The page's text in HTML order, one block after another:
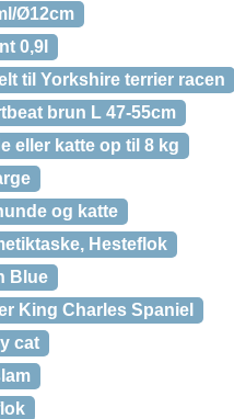
Ø12cm
0,9l
til Yorkshire terrier racen
brun L 47-55cm
eller katte op til 8 kg
og katte
Hesteflok
Blue
King Charles Spaniel
cat